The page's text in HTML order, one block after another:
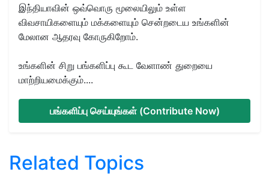
இந்தியாவின் ஒவ்வொரு மூலையிலும் உள்ள
விவசாயிகளையும் மக்களையும் சென்றடைய உங்களின்
மேலான ஆதரவு கோருகிறோம்.
உங்களின் சிறு பங்களிப்பு கூட வேளாண் துறையை
மாற்றியமைக்கும்....
பங்களிப்பு செய்யுங்கள் (Contribute Now)
Related Topics